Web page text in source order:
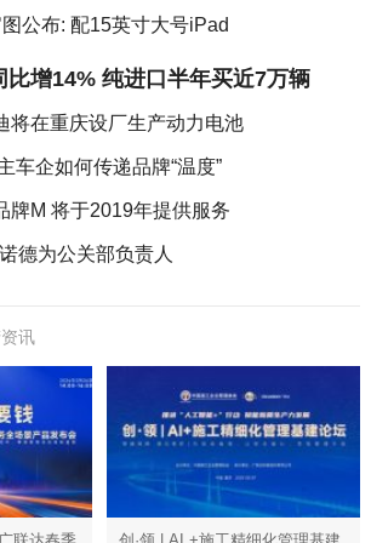
公布: 配15英寸大号iPad
比增14% 纯进口半年买近7万辆
将在重庆设厂生产动力电池
车企如何传递品牌“温度”
牌M 将于2019年提供服务
德为公关部负责人
讯